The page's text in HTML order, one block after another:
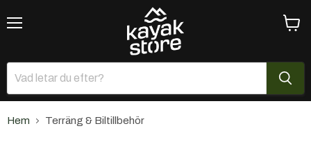
Hem Terräng & Biltillbehör